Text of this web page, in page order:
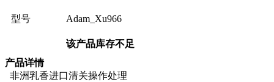
型号 Adam_Xu966
该产品库存不足
产品详情
非洲乳香进口清关操作处理